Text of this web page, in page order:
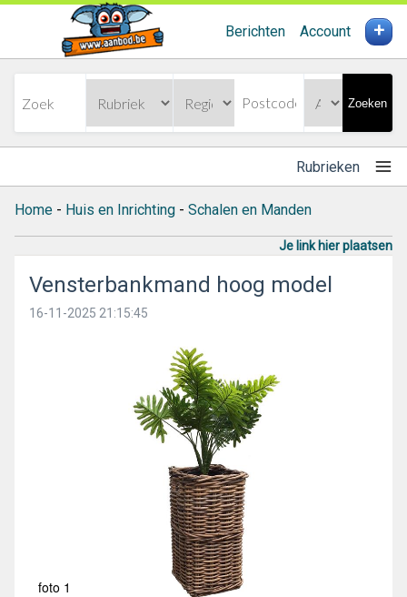
Berichten Account +
Zoeken
Rubrieken
Home - Huis en Inrichting - Schalen en Manden
Je link hier plaatsen
Vensterbankmand hoog model
16-11-2025 21:15:45
foto 1